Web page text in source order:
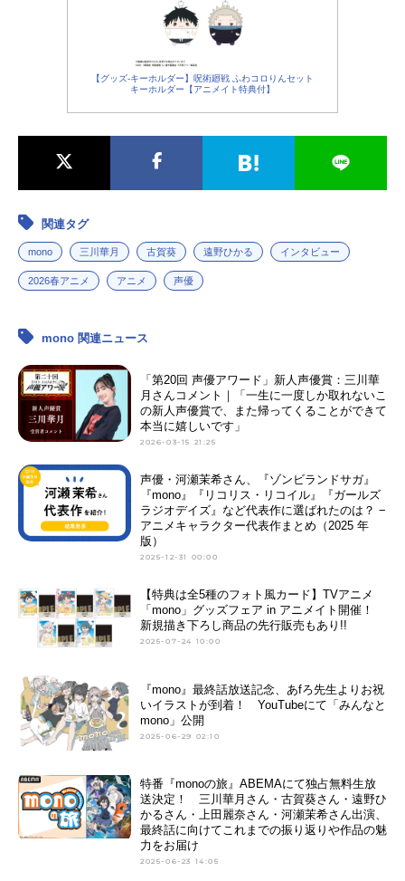
【グッズ-キーホルダー】呪術廻戦 ふわコロりんセット
キーホルダー【アニメイト特典付】
関連タグ
mono 三川華月 古賀葵 遠野ひかる インタビュー
2026春アニメ アニメ 声優
mono 関連ニュース
「第20回 声優アワード」新人声優賞：三川華
月さんコメント｜「一生に一度しか取れないこ
の新人声優賞で、また帰ってくることができて
本当に嬉しいです」
2026-03-15 21:25
声優・河瀬茉希さん、『ゾンビランドサガ』
『mono』『リコリス・リコイル』『ガールズ
ラジオデイズ』など代表作に選ばれたのは？ −
アニメキャラクター代表作まとめ（2025 年
版）
2025-12-31 00:00
【特典は全5種のフォト風カード】TVアニメ
「mono」グッズフェア in アニメイト開催！
新規描き下ろし商品の先行販売もあり!!
2025-07-24 10:00
『mono』最終話放送記念、あfろ先生よりお祝
いイラストが到着！ YouTubeにて「みんなと
mono」公開
2025-06-29 02:10
特番『monoの旅』ABEMAにて独占無料生放
送決定！ 三川華月さん・古賀葵さん・遠野ひ
かるさん・上田麗奈さん・河瀬茉希さん出演、
最終話に向けてこれまでの振り返りや作品の魅
力をお届け
2025-06-23 14:05